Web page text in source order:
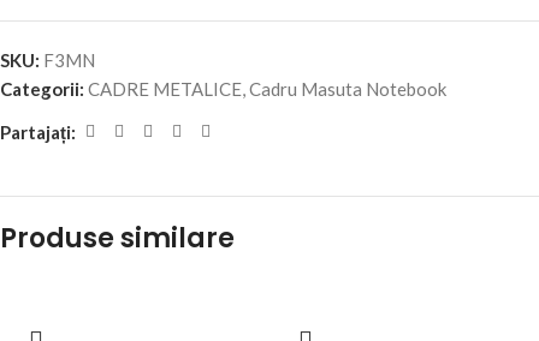
SKU: F3MN
Categorii: CADRE METALICE,Cadru Masuta Notebook
Partajați:
Produse similare